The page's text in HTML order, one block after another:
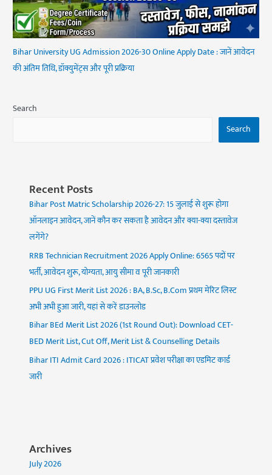
Bihar University UG Admission 2026-30 Online Apply Date : जानें आवेदन
की अंतिम तिथि, डॉक्युमेंट्स और पूरी प्रक्रिया
Search
Search
Recent Posts
Bihar Post Matric Scholarship 2026-27: 15 जुलाई से शुरू होगा
ऑनलाइन आवेदन, जानें कौन कर सकता है आवेदन और क्या-क्या दस्तावेज
लगेंगे?
RRB Technician Recruitment 2026 Apply Online: 6565 पदों पर
भर्ती, आवेदन शुरू, योग्यता, आयु सीमा व पूरी जानकारी
PPU UG First Merit List 2026 : BA, B.Sc, B.Com प्रथम मेरिट लिस्ट
अभी अभी हुआ जारी, यहां से करें डाउनलोड
Bihar BEd Merit List 2026 (1st Round Out): Download CET-
BED Merit List, Cut Off, Merit List & Counselling Details
Bihar ITI Admit Card 2026 : ITICAT प्रवेश परीक्षा का एडमिट कार्ड
जारी
Archives
July 2026